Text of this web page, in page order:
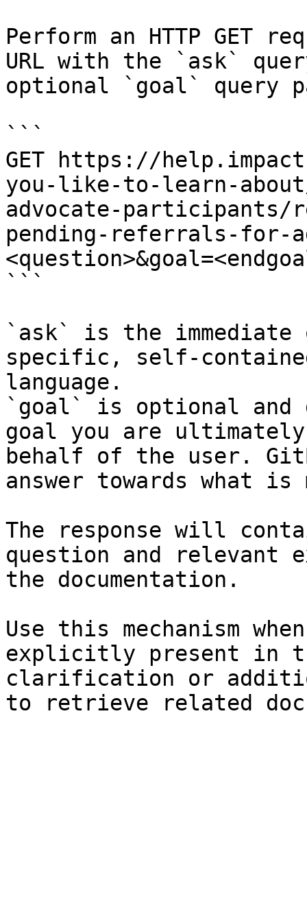
Perform an HTTP GET
URL with the `ask`
optional `goal` query
```
GET https://
you-like-to-learn-about/
advocate-participants/
pending-referrals-for-
```
`ask` is the
specific, self-
language.
`goal` is optional and
goal you are
behalf of the user.
answer towards what
The response will
question and relevant
the documentation.
Use this mechanism
explicitly present in
clarification or